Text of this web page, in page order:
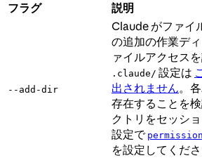
フラグ 説明
--add-dir
Claude がファイ
の追加の作業デ
ァイルアクセス
.claude/ 設定は
出されません。
存在することを
クトリをセッシ
設定で
を設定してくだ